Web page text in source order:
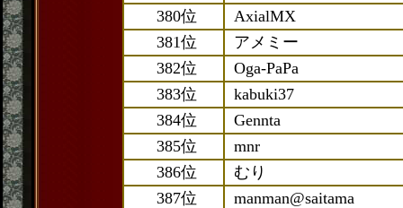
380位
AxialMX
381位
アメミー
382位
Oga-PaPa
383位
kabuki37
384位
Gennta
385位
mnr
386位
むり
387位
manman@saitama